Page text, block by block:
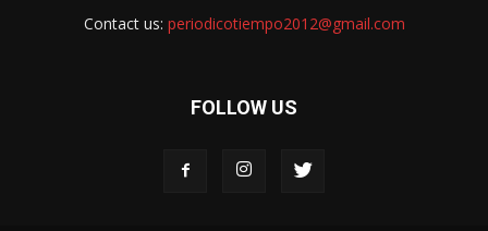
Contact us: periodicotiempo2012@gmail.com
FOLLOW US